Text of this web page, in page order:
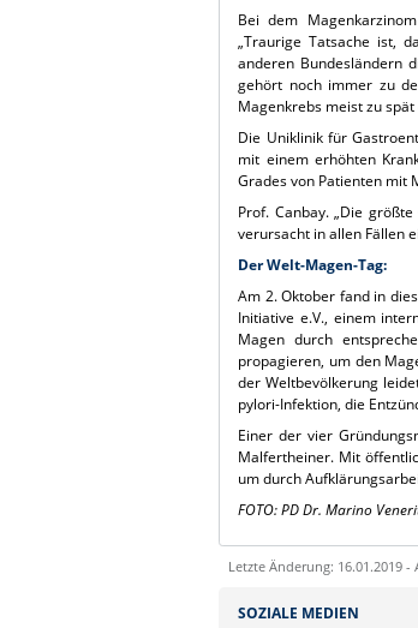
Bei dem
„Traurige Tatsache ist,
anderen Bundesländern
gehört noch immer zu
Magenkrebs meist zu
Die Uniklinik für
mit einem erhöhten
Grades von Patienten mit
Prof. Canbay. „Die
verursacht in allen Fällen
Der Welt-Magen-Tag:
Am 2. Oktober fand in
Initiative e.V., einem
Magen durch
propagieren, um den
der Weltbevölkerung
pylori-Infektion, die
Einer der vier
Malfertheiner. Mit
um durch
FOTO: PD Dr. Marino
Letzte Änderung: 16.01.2019 -
SOZIALE MEDIEN